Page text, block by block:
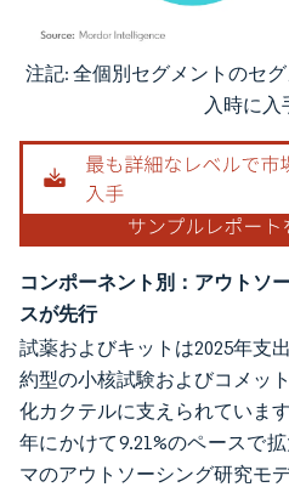
画像 © Mordor Intelligence。再利用に
注記: 全個別セグメントのセ
入時に入
コンポーネント別：アウトソ
スが先行
試薬およびキットは2025年支
約型の小核試験およびコメッ
化カクテルに支えられていま
年にかけて9.21%のペースで
マのアウトソーシング研究モ